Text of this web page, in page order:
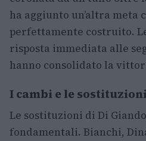
ha aggiunto un’altra meta
perfettamente costruito.
risposta immediata alle
hanno consolidato la
I cambi e le
Le sostituzioni di Di
fondamentali. Bianchi,